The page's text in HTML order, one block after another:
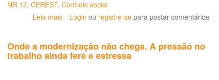
NR 12, CEREST, Controle social
Leia mais sobre
campanha
de
Login ou registre-se para postar comentários
Onde a modernização não chega. A pressão no
trabalho ainda fere e estressa